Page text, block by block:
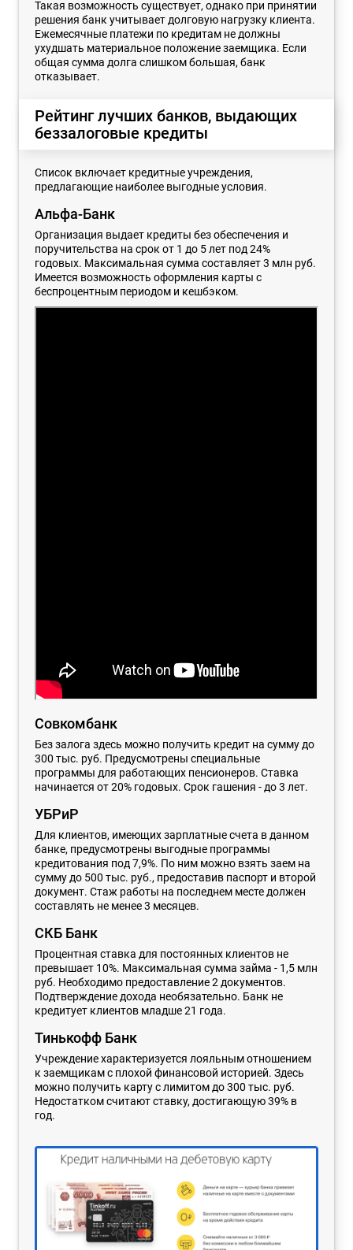
Такая возможность существует, однако при принятии
решения банк учитывает долговую нагрузку клиента.
Ежемесячные платежи по кредитам не должны
ухудшать материальное положение заемщика. Если
общая сумма долга слишком большая, банк
отказывает.
Рейтинг лучших банков, выдающих
беззалоговые кредиты
Список включает кредитные учреждения,
предлагающие наиболее выгодные условия.
Альфа-Банк
Организация выдает кредиты без обеспечения и
поручительства на срок от 1 до 5 лет под 24%
годовых. Максимальная сумма составляет 3 млн руб.
Имеется возможность оформления карты с
беспроцентным периодом и кешбэком.
Совкомбанк
Без залога здесь можно получить кредит на сумму до
300 тыс. руб. Предусмотрены специальные
программы для работающих пенсионеров. Ставка
начинается от 20% годовых. Срок гашения - до 3 лет.
УБРиР
Для клиентов, имеющих зарплатные счета в данном
банке, предусмотрены выгодные программы
кредитования под 7,9%. По ним можно взять заем на
сумму до 500 тыс. руб., предоставив паспорт и второй
документ. Стаж работы на последнем месте должен
составлять не менее 3 месяцев.
СКБ Банк
Процентная ставка для постоянных клиентов не
превышает 10%. Максимальная сумма займа - 1,5 млн
руб. Необходимо предоставление 2 документов.
Подтверждение дохода необязательно. Банк не
кредитует клиентов младше 21 года.
Тинькофф Банк
Учреждение характеризуется лояльным отношением
к заемщикам с плохой финансовой историей. Здесь
можно получить карту с лимитом до 300 тыс. руб.
Недостатком считают ставку, достигающую 39% в
год.